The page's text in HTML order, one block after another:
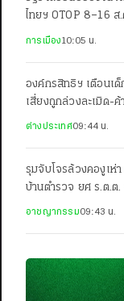
ไทยฯ OTOP 8–16
เมืองทองธานี
การเมือง10:05 น.
องค์กรสิทธิฯ เตือนเ
เสี่ยงถูกล่วงละเมิด-
ทะลักข้ามพรมแดนสเป
ต่างประเทศ09:44 น.
รุมจับโจรล้วงคองูเห่
บ้านตำรวจ ยศ ร.ต.ต
อาชญากรรม09:43 น.